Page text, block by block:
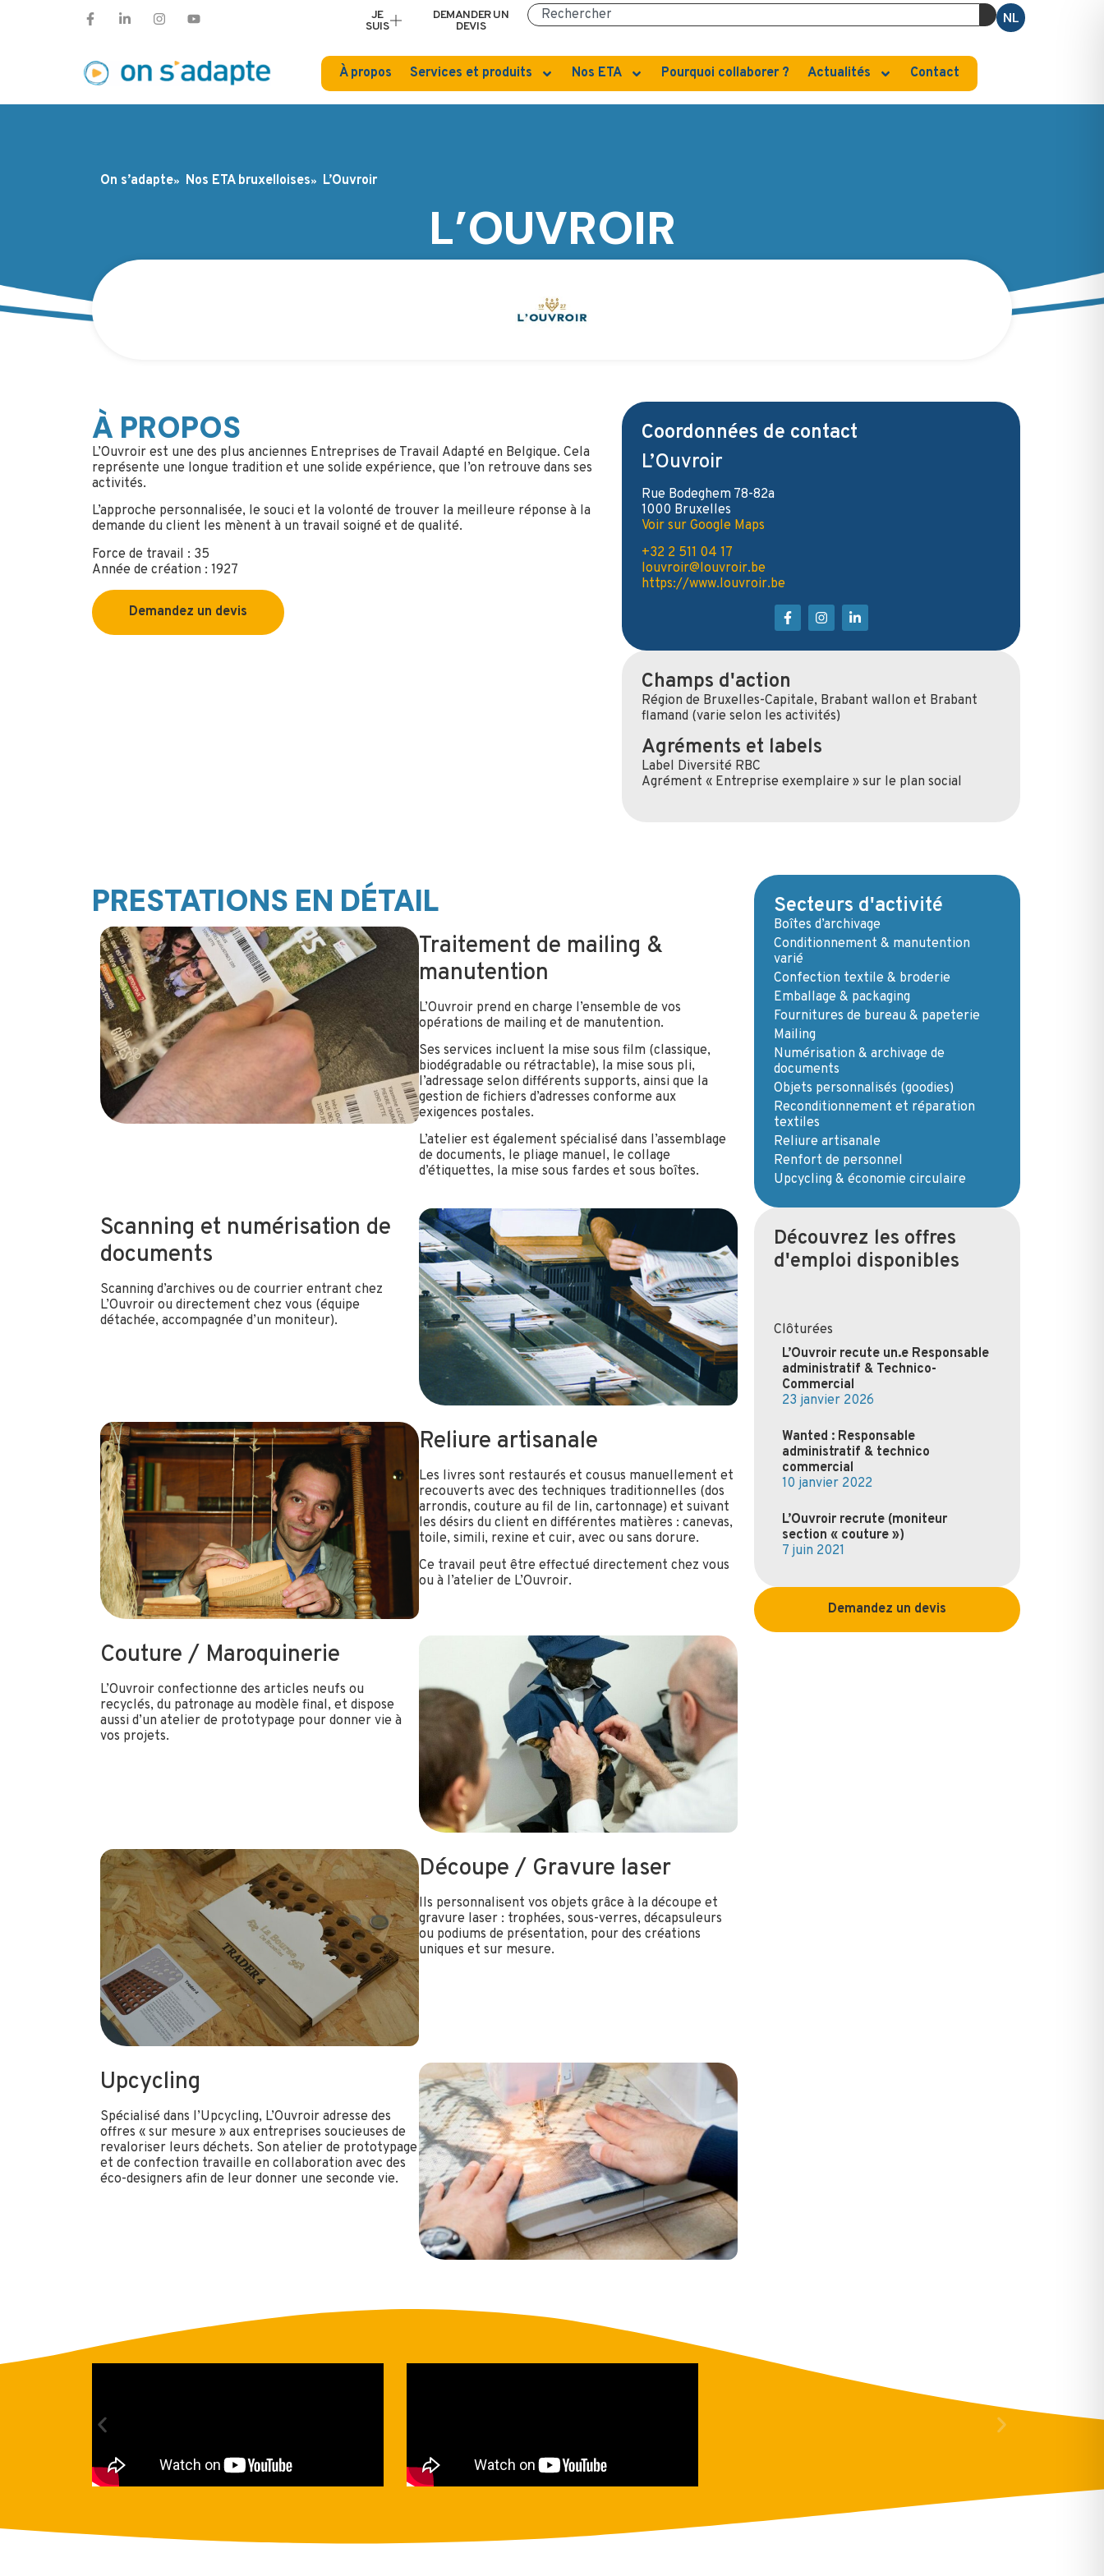
JE
SUIS
DEMANDER UN
DEVIS
NL
À propos Services et produits Nos ETA Pourquoi collaborer ? Actualités Contact
On s’adapte Nos ETA bruxelloises L’Ouvroir
L’OUVROIR
À PROPOS
L’Ouvroir est une des plus anciennes Entreprises de Travail Adapté en Belgique. Cela
représente une longue tradition et une solide expérience, que l’on retrouve dans ses
activités.
L’approche personnalisée, le souci et la volonté de trouver la meilleure réponse à la
demande du client les mènent à un travail soigné et de qualité.
Force de travail : 35
Année de création : 1927
Demandez un devis
Coordonnées de contact
L’Ouvroir
Rue Bodeghem 78-82a
1000 Bruxelles
Voir sur Google Maps
+32 2 511 04 17
louvroir@louvroir.be
https://www.louvroir.be
Champs d'action
Région de Bruxelles-Capitale, Brabant wallon et Brabant
flamand (varie selon les activités)
Agréments et labels
Label Diversité RBC
Agrément « Entreprise exemplaire » sur le plan social
PRESTATIONS EN DÉTAIL
Traitement de mailing &
manutention
L’Ouvroir prend en charge l’ensemble de vos
opérations de mailing et de manutention.
Ses services incluent la mise sous film (classique,
biodégradable ou rétractable), la mise sous pli,
l’adressage selon différents supports, ainsi que la
gestion de fichiers d’adresses conforme aux
exigences postales.
L’atelier est également spécialisé dans l’assemblage
de documents, le pliage manuel, le collage
d’étiquettes, la mise sous fardes et sous boîtes.
Scanning et numérisation de
documents
Scanning d’archives ou de courrier entrant chez
L’Ouvroir ou directement chez vous (équipe
détachée, accompagnée d’un moniteur).
Reliure artisanale
Les livres sont restaurés et cousus manuellement et
recouverts avec des techniques traditionnelles (dos
arrondis, couture au fil de lin, cartonnage) et suivant
les désirs du client en différentes matières : canevas,
toile, simili, rexine et cuir, avec ou sans dorure.
Ce travail peut être effectué directement chez vous
ou à l’atelier de L’Ouvroir.
Couture / Maroquinerie
L’Ouvroir confectionne des articles neufs ou
recyclés, du patronage au modèle final, et dispose
aussi d’un atelier de prototypage pour donner vie à
vos projets.
Découpe / Gravure laser
Ils personnalisent vos objets grâce à la découpe et
gravure laser : trophées, sous-verres, décapsuleurs
ou podiums de présentation, pour des créations
uniques et sur mesure.
Upcycling
Spécialisé dans l’Upcycling, L’Ouvroir adresse des
offres « sur mesure » aux entreprises soucieuses de
revaloriser leurs déchets. Son atelier de prototypage
et de confection travaille en collaboration avec des
éco-designers afin de leur donner une seconde vie.
Secteurs d'activité
Boîtes d’archivage
Conditionnement & manutention
varié
Confection textile & broderie
Emballage & packaging
Fournitures de bureau & papeterie
Mailing
Numérisation & archivage de
documents
Objets personnalisés (goodies)
Reconditionnement et réparation
textiles
Reliure artisanale
Renfort de personnel
Upcycling & économie circulaire
Découvrez les offres
d'emploi disponibles
Clôturées
L’Ouvroir recute un.e Responsable
administratif & Technico-
Commercial
23 janvier 2026
Wanted : Responsable
administratif & technico
commercial
10 janvier 2022
L’Ouvroir recrute (moniteur
section « couture »)
7 juin 2021
Demandez un devis